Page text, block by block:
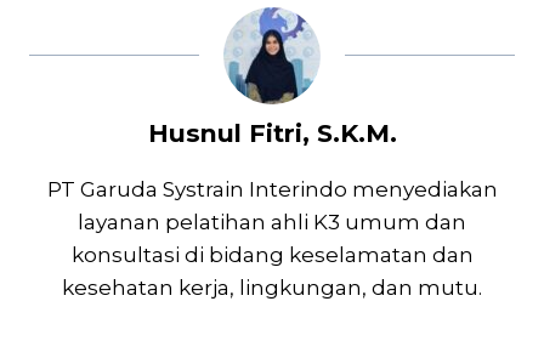
Husnul Fitri, S.K.M.
PT Garuda Systrain Interindo menyediakan
layanan pelatihan ahli K3 umum dan
konsultasi di bidang keselamatan dan
kesehatan kerja, lingkungan, dan mutu.